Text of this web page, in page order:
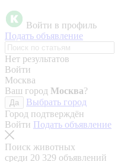
Войти в профиль
Подать объявление
Нет результатов
Войти
Москва
Ваш город Москва?
Да
Выбрать город
Город подтверждён
Войти Подать объявление
Поиск животных
среди 20 329 объявлений